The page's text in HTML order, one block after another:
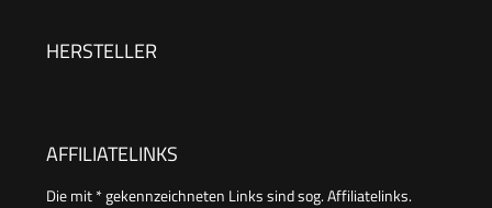
Weihnachten, Retro Design, 550 Watt, Farbe:
HERSTELLER
AFFILIATELINKS
Die mit * gekennzeichneten Links sind sog. Affiliatelinks.